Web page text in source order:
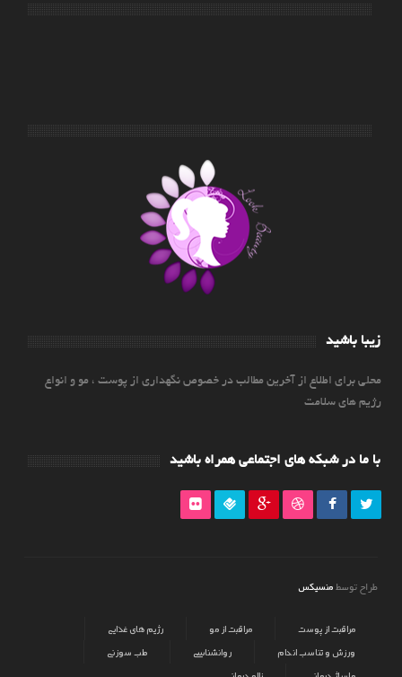
زیبا باشید
محلی برای اطلاع از آخرین مطالب در خصوص نگهداری از پوست ، مو و انواع
رژیم های سلامت
با ما در شبکه های اجتماعی همراه باشید
طراح توسط منسیکس
مراقبت از پوست مراقبت از مو
رژیم های غذایی
ورزش و تناسب اندام
روانشناسی
طب سوزنی